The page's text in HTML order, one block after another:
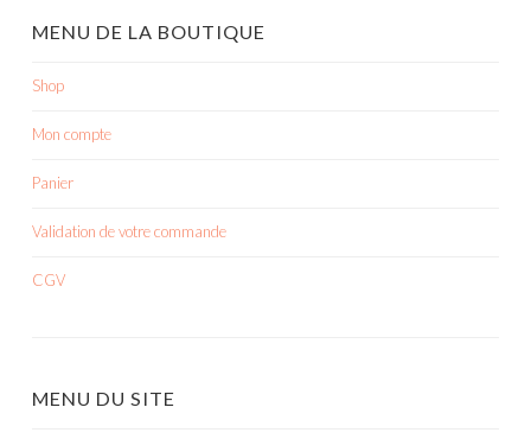
MENU DE LA BOUTIQUE
Shop
Mon compte
Panier
Validation de votre commande
CGV
MENU DU SITE